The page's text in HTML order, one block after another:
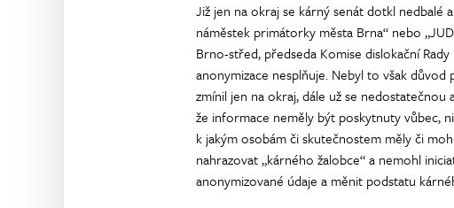
Již jen na okraj se kárný senát dotkl nedbalé
náměstek primátorky města Brna“ nebo
Brno-střed, předseda Komise dislokační
anonymizace nesplňuje. Nebyl to však
zmínil jen na okraj, dále už se nedostatečnou
že informace neměly být poskytnuty vůbec,
k jakým osobám či skutečnostem měly či
nahrazovat „kárného žalobce“ a nemohl
anonymizované údaje a měnit podstatu